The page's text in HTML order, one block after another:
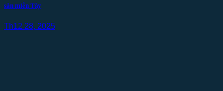
sản miền Tây
Th12 28, 2025